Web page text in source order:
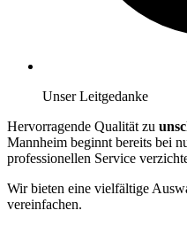
Unser Leitgedanke
Hervorragende Qualität zu
Mannheim beginnt bereits bei
professionellen Service
Wir bieten eine vielfältige
vereinfachen.